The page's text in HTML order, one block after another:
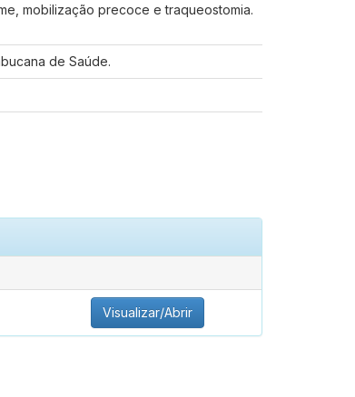
mobilização precoce e traqueostomia.
de Saúde.
Visualizar/Abrir